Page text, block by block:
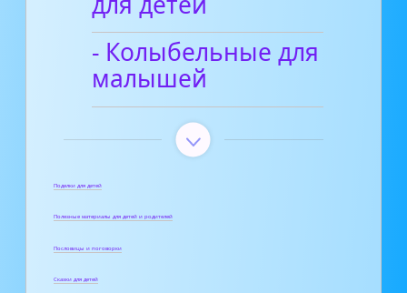
- Колыбельные для
малышей
Поделки для детей
Полезные материалы для детей и родителей
Пословицы и поговорки
Сказки для детей